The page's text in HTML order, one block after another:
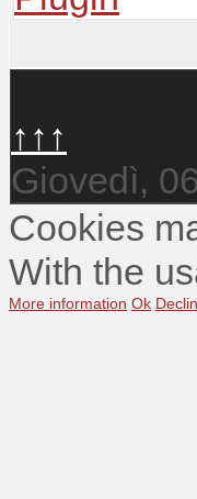
↑↑↑
Giovedì,
Cookies
With the
More information Ok